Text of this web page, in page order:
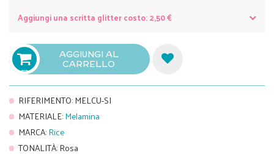
Aggiungi una scritta glitter costo: 2,50 €

AGGIUNGI AL
CARRELLO
RIFERIMENTO:MELCU-SI
MATERIALE:Melamina
MARCA:Rice
TONALITÀ:Rosa